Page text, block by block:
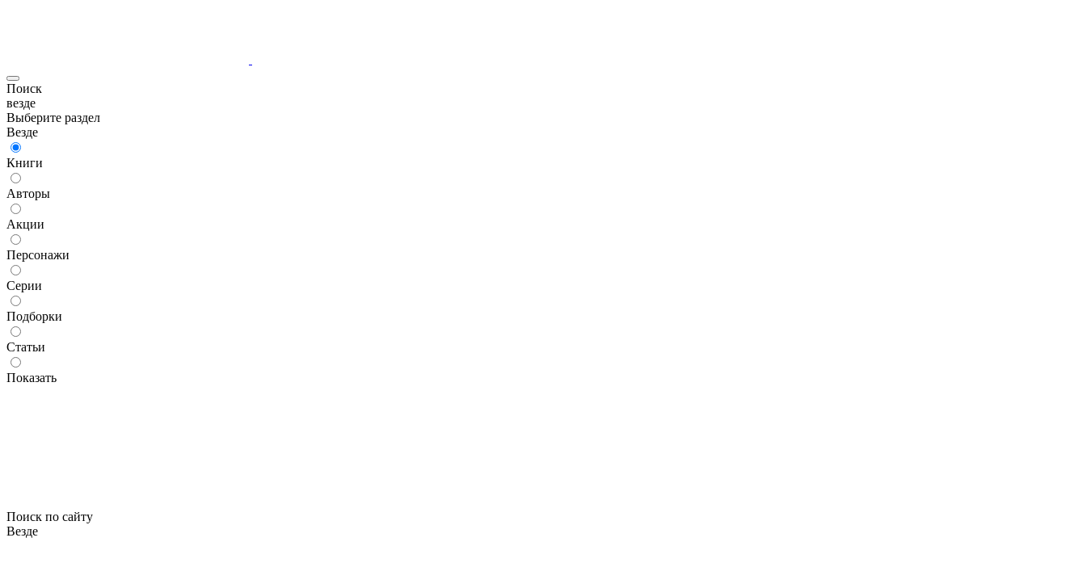
Поиск
везде
Выберите раздел
Везде
Книги
Авторы
Акции
Персонажи
Серии
Подборки
Статьи
Показать
Поиск по сайту
Везде